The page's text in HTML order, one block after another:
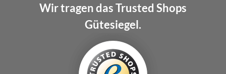
Wir tragen das Trusted Shops
Gütesiegel.